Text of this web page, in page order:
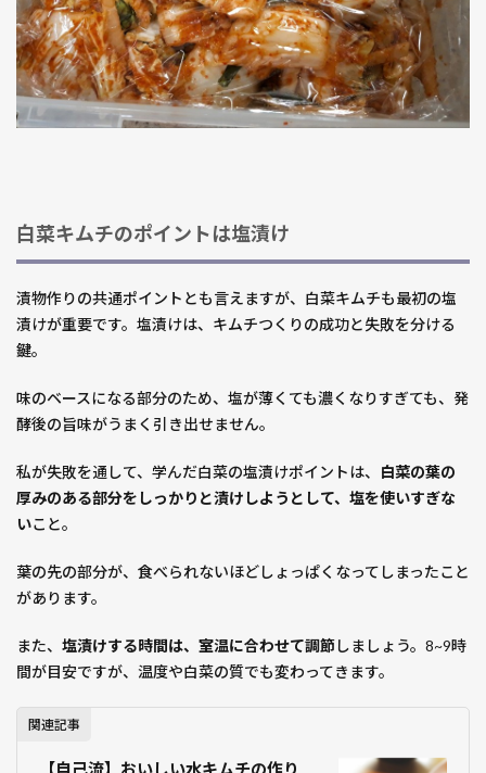
白菜キムチのポイントは塩漬け
漬物作りの共通ポイントとも言えますが、白菜キムチも最初の塩
漬けが重要です。塩漬けは、キムチつくりの成功と失敗を分ける
鍵。
味のベースになる部分のため、塩が薄くても濃くなりすぎても、発
酵後の旨味がうまく引き出せません。
私が失敗を通して、学んだ白菜の塩漬けポイントは、
白菜の葉の
厚みのある部分をしっかりと漬けしようとして、塩を使いすぎな
いこと。
葉の先の部分が、食べられないほどしょっぱくなってしまったこと
があります。
また、 塩漬けする時間は、室温に合わせて調節しましょう。8~9時
間が目安ですが、温度や白菜の質でも変わってきます。
関連記事
【自己流】おいしい水キムチの作り